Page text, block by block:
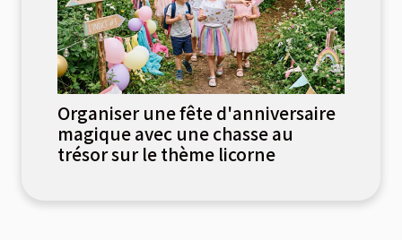
Organiser une fête d'anniversaire
magique avec une chasse au
trésor sur le thème licorne